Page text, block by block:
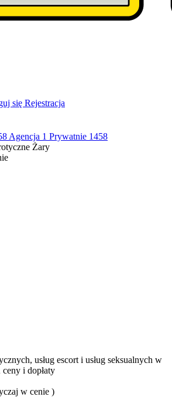
się Rejestracja
Agencja 1 Prywatnie 1458
Żary
usług escort i usług seksualnych w
i dopłaty
w cenie )